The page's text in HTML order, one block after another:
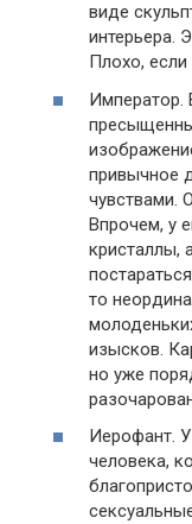
виде
интерьера.
Плохо, если
Император.
привычное
чувствами.
Впрочем, у
кристаллы,
то
изысков.
но уже
Иерофант.
человека,